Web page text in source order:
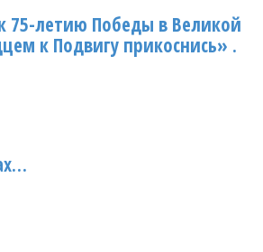
75-летию Победы в Великой
к Подвигу прикоснись» .